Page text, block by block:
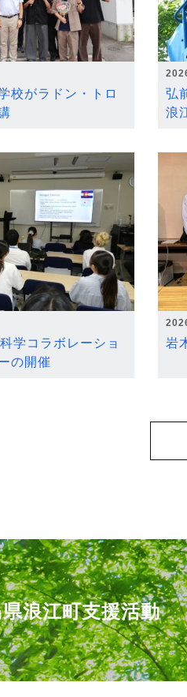
校がラドン・トロ
弘
浪
学コラボレーショ
の開催
岩
浪江町支援活動